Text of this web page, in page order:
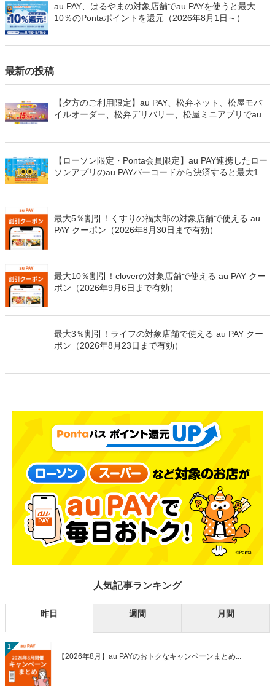
au PAY、はるやまの対象店舗でau PAYを使うと最大
10％のPontaポイントを還元（2026年8月1日～）
最新の投稿
【夕方のご利用限定】au PAY、松弁ネット、松屋モバ
イルオーダー、松弁デリバリー、松屋ミニアプリでau
【ローソン限定・Ponta会員限定】au PAY連携したロー
ソンアプリのau PAYバーコードから決済すると最大100
最大5％割引！くすりの福太郎の対象店舗で使える au
PAY クーポン（2026年8月30日まで有効）
最大10％割引！cloverの対象店舗で使える au PAY クー
ポン（2026年9月6日まで有効）
最大3％割引！ライフの対象店舗で使える au PAY クー
ポン（2026年8月23日まで有効）
人気記事ランキング
昨日 週間 月間
1
【2026年8月】au PAYのおトクなキャンペーンまとめ...